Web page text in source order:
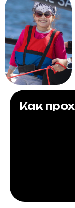
Как